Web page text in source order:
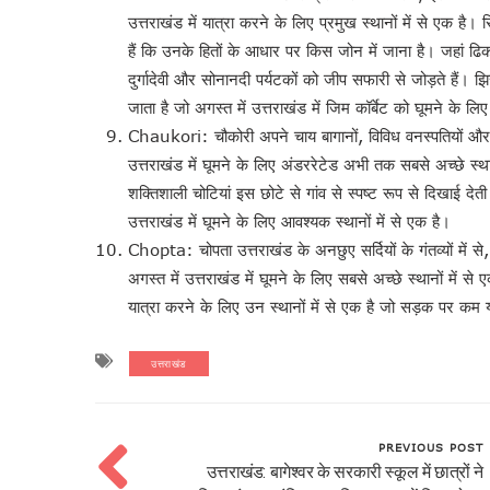
उत्तराखंड में यात्रा करने के लिए प्रमुख स्थानों में से एक है।
हैं कि उनके हितों के आधार पर किस जोन में जाना है। जहां
दुर्गादेवी और सोनानदी पर्यटकों को जीप सफारी से जोड़ते हैं।
जाता है जो अगस्त में उत्तराखंड में जिम कॉर्बेट को घूमने के
Chaukori: चौकोरी अपने चाय बागानों, विविध वनस्पतियों
उत्तराखंड में घूमने के लिए अंडररेटेड अभी तक सबसे अच्छे
शक्तिशाली चोटियां इस छोटे से गांव से स्पष्ट रूप से दिखाई
उत्तराखंड में घूमने के लिए आवश्यक स्थानों में से एक है।
Chopta: चोपता उत्तराखंड के अनछुए सर्दियों के गंतव्यों में
अगस्त में उत्तराखंड में घूमने के लिए सबसे अच्छे स्थानों में से एक
यात्रा करने के लिए उन स्थानों में से एक है जो सड़क पर
उत्तराखंड
PREVIOUS POST
उत्तराखंड: बागेश्वर के सरकारी स्कूल में छात्रों ने